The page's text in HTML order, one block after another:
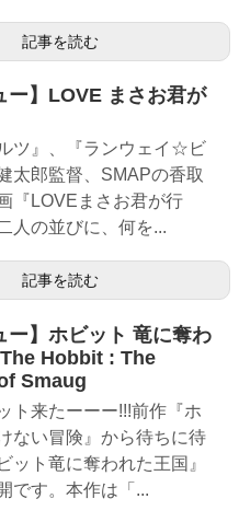
記事を読む
ー】LOVE まさお君が
ツ』、『ランウェイ☆ビ
太郎監督、SMAPの香取
『LOVEまさお君が行
人の並びに、何を...
記事を読む
ー】ホビット 竜に奪わ
Hobbit : The
Smaug
ト来たーーー!!!前作『ホ
ない冒険』から待ちに待
ット竜に奪われた王国』
です。本作は「...